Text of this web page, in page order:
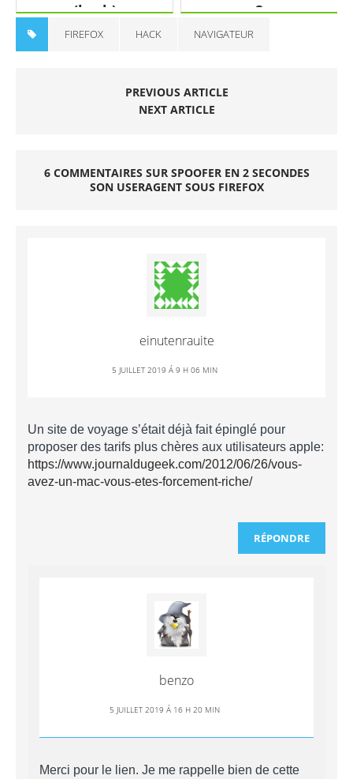
(bash)
?
FIREFOX HACK NAVIGATEUR
PREVIOUS ARTICLE
NEXT ARTICLE
6 COMMENTAIRES SUR SPOOFER EN 2 SECONDES
SON USERAGENT SOUS FIREFOX
einutenrauite
5 JUILLET 2019 Á 9 H 06 MIN
Un site de voyage s’était déjà fait épinglé pour
proposer des tarifs plus chères aux utilisateurs apple:
https://www.journaldugeek.com/2012/06/26/vous-
avez-un-mac-vous-etes-forcement-riche/
RÉPONDRE
benzo
5 JUILLET 2019 Á 16 H 20 MIN
Merci pour le lien. Je me rappelle bien de cette